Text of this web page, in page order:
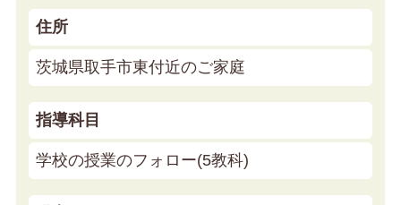
住所
茨城県取手市東付近のご家庭
指導科目
学校の授業のフォロー(5教科)